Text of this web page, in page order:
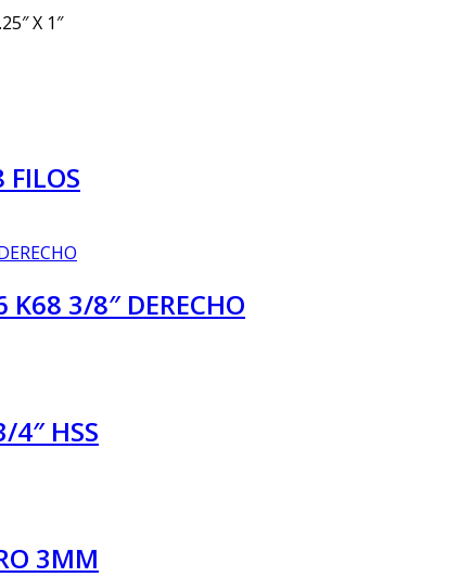
X 1″
K68 3/8″ DERECHO
4″ HSS
3MM